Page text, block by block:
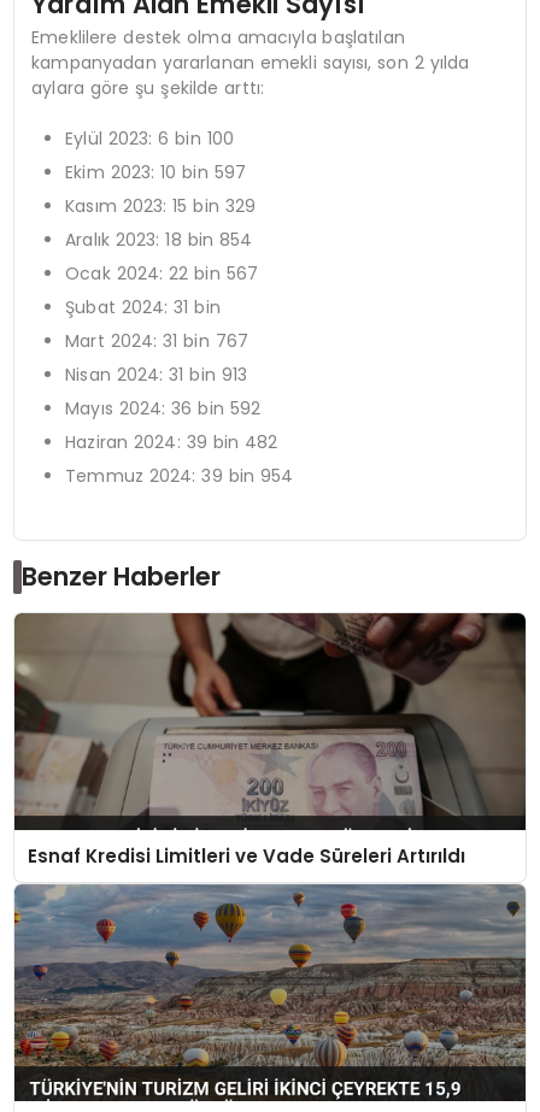
Emeklilere destek olma amacıyla başlatılan
kampanyadan yararlanan emekli sayısı, son 2 yılda
aylara göre şu şekilde arttı:
Eylül 2023: 6 bin 100
Ekim 2023: 10 bin 597
Kasım 2023: 15 bin 329
Aralık 2023: 18 bin 854
Ocak 2024: 22 bin 567
Şubat 2024: 31 bin
Mart 2024: 31 bin 767
Nisan 2024: 31 bin 913
Mayıs 2024: 36 bin 592
Haziran 2024: 39 bin 482
Temmuz 2024: 39 bin 954
Benzer Haberler
Esnaf Kredisi Limitleri ve Vade Süreleri Artırıldı